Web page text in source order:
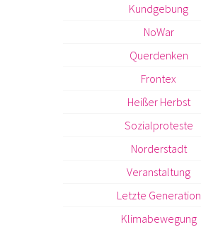
Kundgebung
NoWar
Querdenken
Frontex
Heißer Herbst
Sozialproteste
Norderstadt
Veranstaltung
Letzte Generation
Klimabewegung